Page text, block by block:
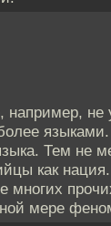
например, не
Тем не
как
многих
мере